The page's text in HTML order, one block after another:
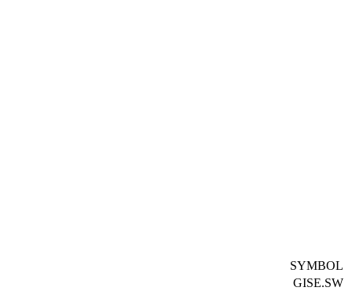
SYMBOL
GISE.SW